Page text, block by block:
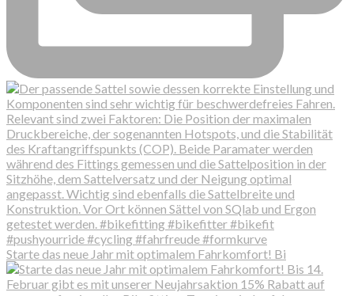
Starte das neue Jahr mit optimalem Fahrkomfort! Bi